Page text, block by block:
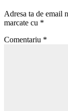
Adresa ta de email
marcate cu *
Comentariu *